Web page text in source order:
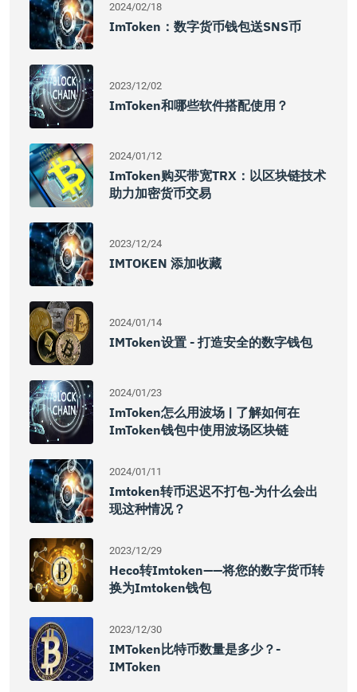
2024/02/18
ImToken：数字货币钱包送SNS币
2023/12/02
ImToken和哪些软件搭配使用？
2024/01/12
ImToken购买带宽TRX：以区块链技术
助力加密货币交易
2023/12/24
IMTOKEN 添加收藏
2024/01/14
IMToken设置 - 打造安全的数字钱包
2024/01/23
ImToken怎么用波场 | 了解如何在
ImToken钱包中使用波场区块链
2024/01/11
Imtoken转币迟迟不打包-为什么会出
现这种情况？
2023/12/29
Heco转Imtoken——将您的数字货币转
换为Imtoken钱包
2023/12/30
IMToken比特币数量是多少？-
IMToken